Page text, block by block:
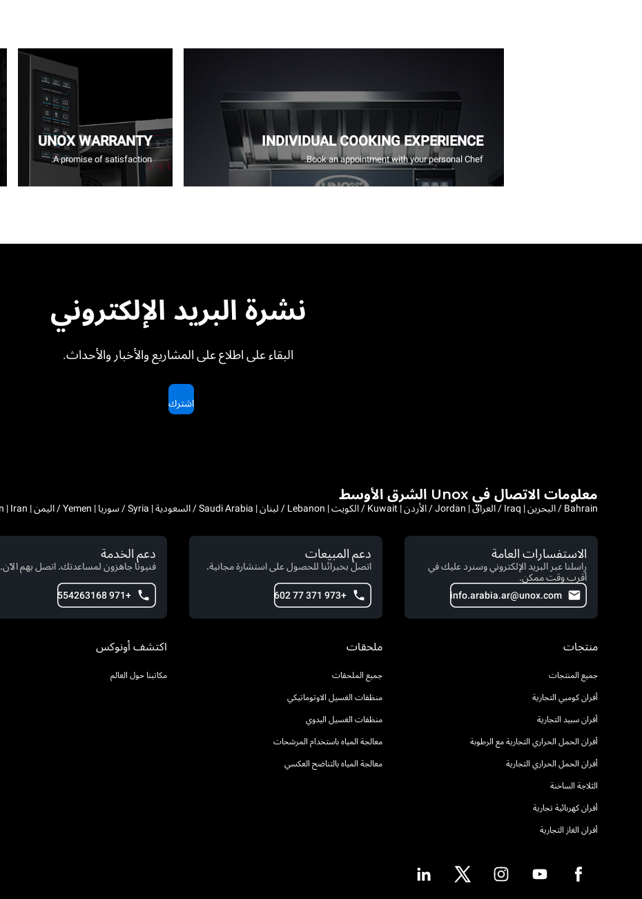
INDIVIDUAL COOKING EXPERIENCE
Book an appointment with your personal Chef.
UNOX WARRANTY
A promise of satisfaction.
نشرة البريد الإلكتروني
البقاء على اطلاع على المشاريع والأخبار والأحداث.
اشترك
معلومات الاتصال في Unox الشرق الأوسط
Bahrain / البحرين | Iraq / العراق | Jordan / الأردن | Kuwait / الكويت | Lebanon / لبنان | Saudi Arabia / السعودية | Syria / سوريا | Yemen / اليمن | Afghanistan | Iran
الاستفسارات العامة
راسلنا عبر البريد الإلكتروني وسنرد عليك في
أقرب وقت ممكن.
info.arabia.ar@unox.com
دعم المبيعات
اتصل بخبرائنا للحصول على استشارة مجانية.
+973 371 77 602
دعم الخدمة
فنيونا جاهزون لمساعدتك. اتصل بهم الآن.
+971 554263168
منتجات
جميع المنتجات
أفران كومبي التجارية
أفران سبيد التجارية
أفران الحمل الحراري التجارية مع الرطوبة
أفران الحمل الحراري التجارية
الثلاجة الساخنة
أفران كهربائية تجارية
أفران الغاز التجارية
ملحقات
جميع الملحقات
منظفات الغسيل الاوتوماتيكي
منظفات الغسيل اليدوي
معالجة المياه باستخدام المرشحات
معالجة المياه بالتناضح العكسي
اكتشف أونوكس
مكاتبنا حول العالم